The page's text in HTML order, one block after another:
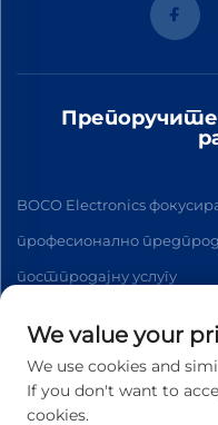
BOCO Electronics
професионално
постпродајну услугу
We value your
We use cookies and
If you don't want to
cookies.